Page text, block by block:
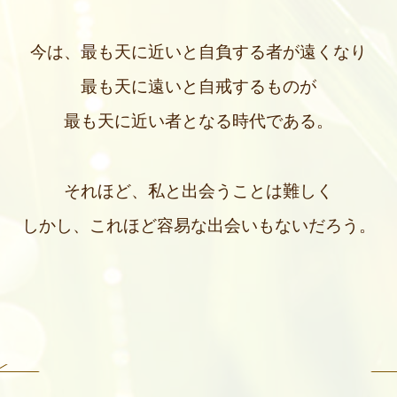
今は、 最も天に近いと自負する者が遠くなり
最も天に遠いと自戒するものが
最も天に近い者となる時代である。
それほど、私と出会うことは難しく
しかし、
これほど容易な出会いもないだろう。